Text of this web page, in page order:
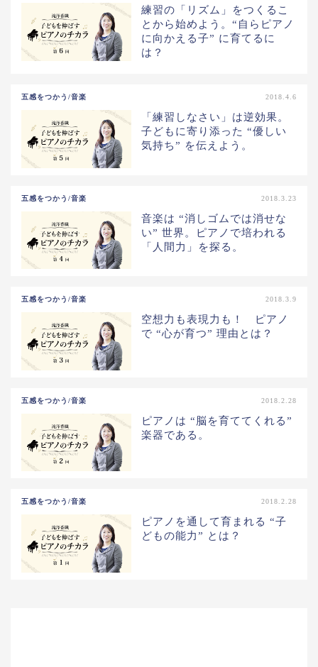
練習の「リズム」をつくるこ
とから始めよう。“自らピアノ
に向かえる子” に育てるに
は？
五感をつかう/音楽 2018.4.6
「練習しなさい」は逆効果。
子どもに寄り添った “優しい
気持ち” を伝えよう。
五感をつかう/音楽 2018.3.23
音楽は “消しゴムでは消せな
い” 世界。ピアノで培われる
「人間力」を探る。
五感をつかう/音楽 2018.3.9
空想力も表現力も！ ピアノ
で “心が育つ” 理由とは？
五感をつかう/音楽 2018.2.28
ピアノは “脳を育ててくれる”
楽器である。
五感をつかう/音楽 2018.2.28
ピアノを通して育まれる “子
どもの能力” とは？